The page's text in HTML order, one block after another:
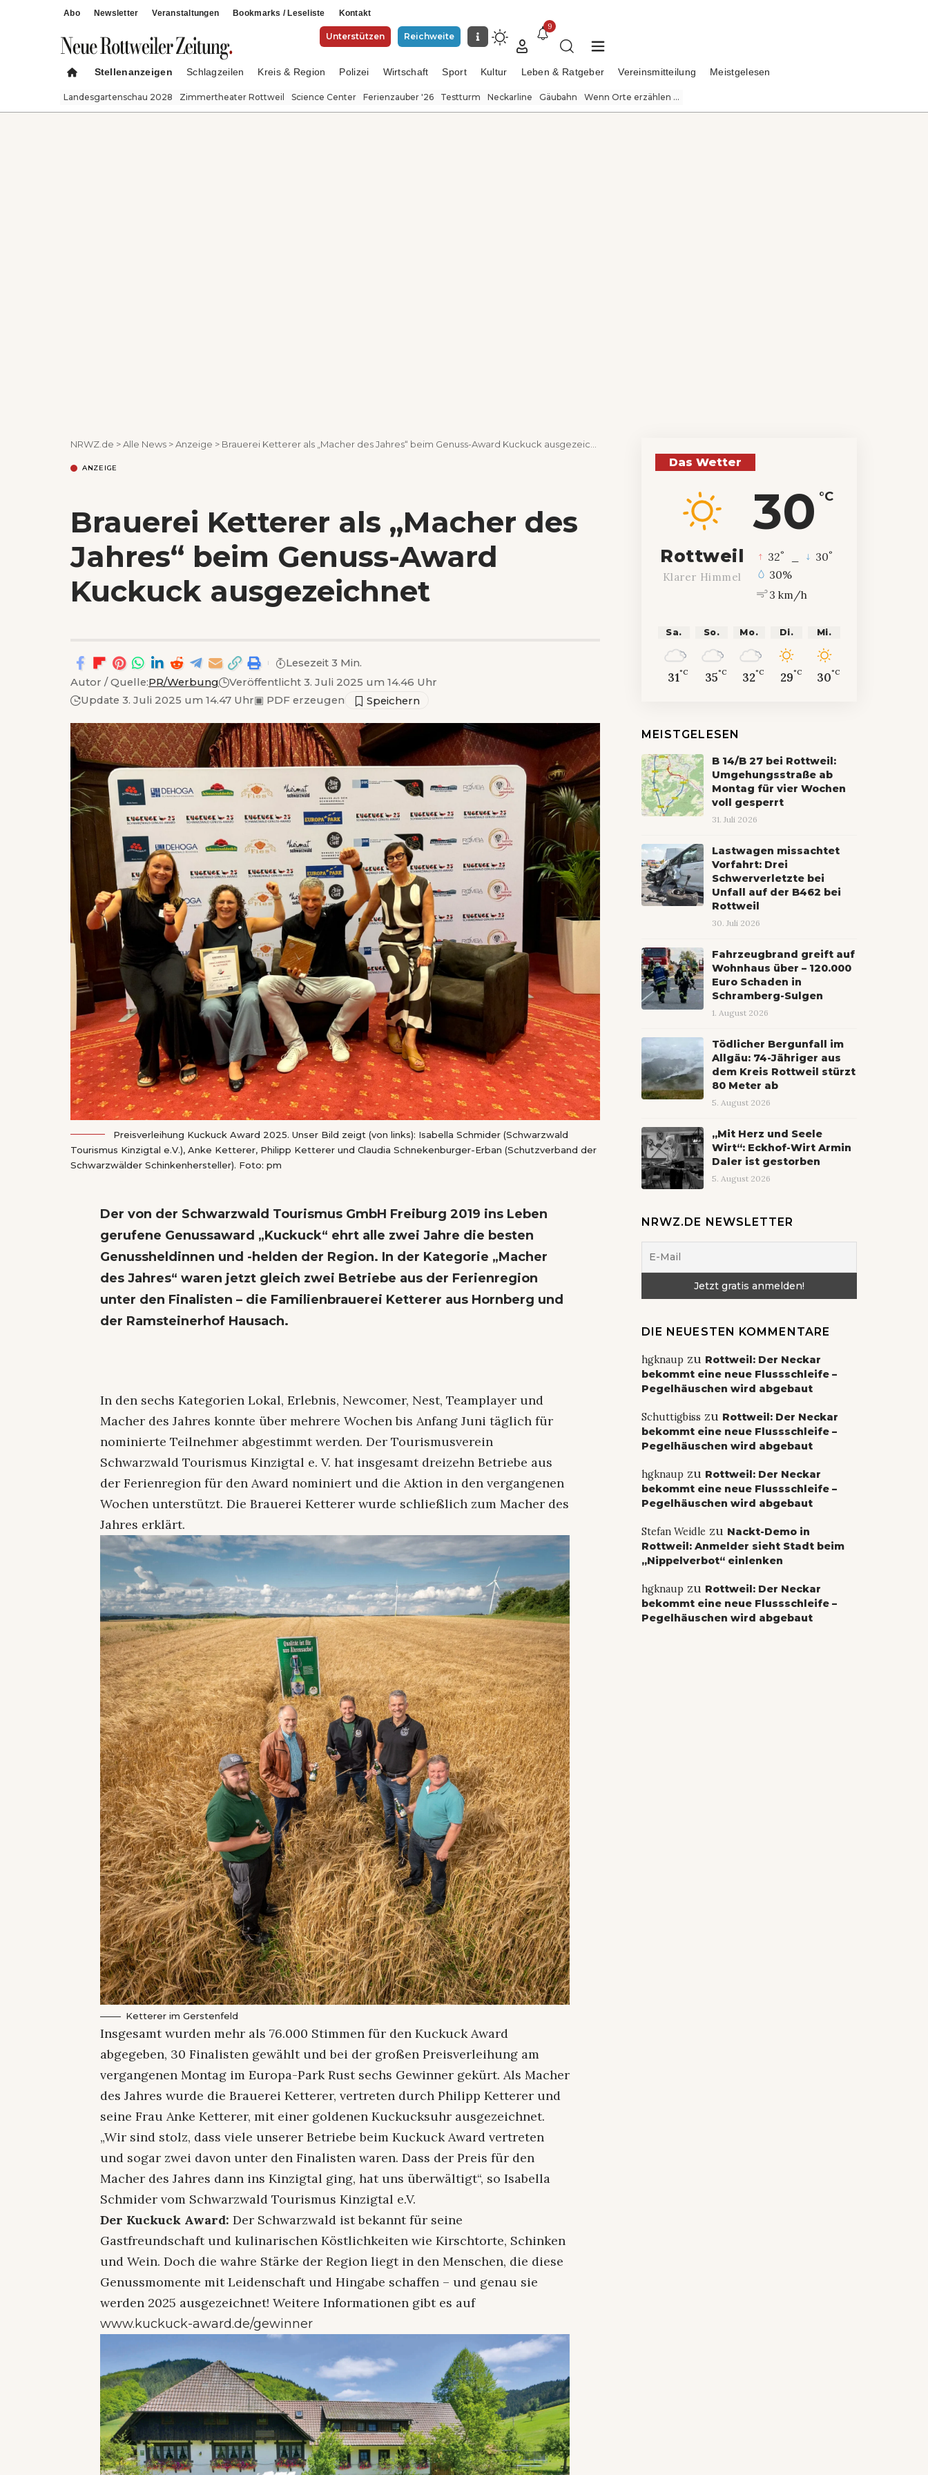
Abo Newsletter Veranstaltungen Bookmarks / Leseliste Kontakt
Unterstützen Reichweite
9
Stellenanzeigen Schlagzeilen Kreis & Region Polizei Wirtschaft Sport Kultur Leben & Ratgeber Vereinsmitteilung Meistgelesen
Landesgartenschau 2028 Zimmertheater Rottweil Science Center Ferienzauber '26 Testturm Neckarline Gäubahn Wenn Orte erzählen ...
NRWZ.de >Alle News >Anzeige > Brauerei Ketterer als „Macher des Jahres“ beim Genuss-Award Kuckuck ausgezeichnet
ANZEIGE
Brauerei Ketterer als „Macher des
Jahres“ beim Genuss-Award
Kuckuck ausgezeichnet
Autor / Quelle:PR/Werbung
Veröffentlicht 3. Juli 2025 um 14.46 Uhr
Update 3. Juli 2025 um 14.47 Uhr▣ PDF erzeugen
Lesezeit 3 Min.
Preisverleihung Kuckuck Award 2025. Unser Bild zeigt (von links): Isabella Schmider (Schwarzwald
Tourismus Kinzigtal e.V.), Anke Ketterer, Philipp Ketterer und Claudia Schnekenburger-Erban (Schutzverband der
Schwarzwälder Schinkenhersteller). Foto: pm
Der von der Schwarzwald Tourismus GmbH Freiburg 2019 ins Leben
gerufene Genussaward „Kuckuck“ ehrt alle zwei Jahre die besten
Genussheldinnen und -helden der Region. In der Kategorie „Macher
des Jahres“ waren jetzt gleich zwei Betriebe aus der Ferienregion
unter den Finalisten – die Familienbrauerei Ketterer aus Hornberg und
der Ramsteinerhof Hausach.
In den sechs Kategorien Lokal, Erlebnis, Newcomer, Nest, Teamplayer und
Macher des Jahres konnte über mehrere Wochen bis Anfang Juni täglich für
nominierte Teilnehmer abgestimmt werden. Der Tourismusverein
Schwarzwald Tourismus Kinzigtal e. V. hat insgesamt dreizehn Betriebe aus
der Ferienregion für den Award nominiert und die Aktion in den vergangenen
Wochen unterstützt. Die Brauerei Ketterer wurde schließlich zum Macher des
Jahres erklärt.
Ketterer im Gerstenfeld
Insgesamt wurden mehr als 76.000 Stimmen für den Kuckuck Award
abgegeben, 30 Finalisten gewählt und bei der großen Preisverleihung am
vergangenen Montag im Europa-Park Rust sechs Gewinner gekürt. Als Macher
des Jahres wurde die Brauerei Ketterer, vertreten durch Philipp Ketterer und
seine Frau Anke Ketterer, mit einer goldenen Kuckucksuhr ausgezeichnet.
„Wir sind stolz, dass viele unserer Betriebe beim Kuckuck Award vertreten
und sogar zwei davon unter den Finalisten waren. Dass der Preis für den
Macher des Jahres dann ins Kinzigtal ging, hat uns überwältigt“, so Isabella
Schmider vom Schwarzwald Tourismus Kinzigtal e.V.
Der Kuckuck Award: Der Schwarzwald ist bekannt für seine
Gastfreundschaft und kulinarischen Köstlichkeiten wie Kirschtorte, Schinken
und Wein. Doch die wahre Stärke der Region liegt in den Menschen, die diese
Genussmomente mit Leidenschaft und Hingabe schaffen – und genau sie
werden 2025 ausgezeichnet! Weitere Informationen gibt es auf
www.kuckuck-award.de/gewinner
Das Wetter
30 °C
Rottweil
Klarer Himmel
32° 30°
30%
3 km/h
Sa.
31°C
So.
35°C
Mo.
32°C
Di.
29°C
Mi.
30°C
MEISTGELESEN
B 14/B 27 bei Rottweil:
Umgehungsstraße ab
Montag für vier Wochen
voll gesperrt
31. Juli 2026
Lastwagen missachtet
Vorfahrt: Drei
Schwerverletzte bei
Unfall auf der B462 bei
Rottweil
30. Juli 2026
Fahrzeugbrand greift auf
Wohnhaus über – 120.000
Euro Schaden in
Schramberg-Sulgen
1. August 2026
Tödlicher Bergunfall im
Allgäu: 74-Jähriger aus
dem Kreis Rottweil stürzt
80 Meter ab
5. August 2026
„Mit Herz und Seele
Wirt“: Eckhof-Wirt Armin
Daler ist gestorben
5. August 2026
NRWZ.DE NEWSLETTER
DIE NEUESTEN KOMMENTARE
hgknaupzu Rottweil: Der Neckar
bekommt eine neue Flussschleife –
Pegelhäuschen wird abgebaut
Schuttigbiss zu Rottweil: Der Neckar
bekommt eine neue Flussschleife –
Pegelhäuschen wird abgebaut
hgknaupzu Rottweil: Der Neckar
bekommt eine neue Flussschleife –
Pegelhäuschen wird abgebaut
Stefan Weidle zu Nackt-Demo in
Rottweil: Anmelder sieht Stadt beim
„Nippelverbot“ einlenken
hgknaupzu Rottweil: Der Neckar
bekommt eine neue Flussschleife –
Pegelhäuschen wird abgebaut